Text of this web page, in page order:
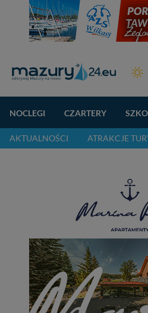
NOCLEGI CZARTERY
AKTUALNOŚCI ATRAKCJE